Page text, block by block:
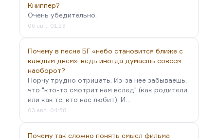
Книппер?
Очень убедительно.
06 авг., 01:23
Почему в песне БГ «небо становится ближе с
каждым днем», ведь иногда думаешь совсем
наоборот?
Порчу трудно отрицать. Из-за неё забываешь,
что "кто-то смотрит нам вслед" (как родители
или как те, кто нас любит). И…
03 авг., 04:58
Почему так сложно понять смысл фильма